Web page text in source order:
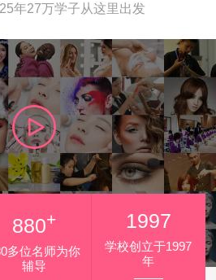
年27万学子从这里出发
880+
多位名师为你
辅导
1997
学校创立于1997
年